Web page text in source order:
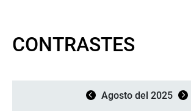
CONTRASTES
Agosto del 2025